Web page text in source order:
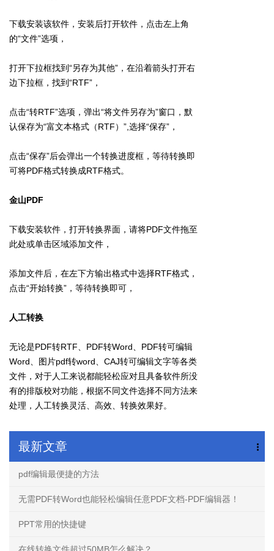
下载安装该软件，安装后打开软件，点击左上角
的“文件”选项，
打开下拉框找到“另存为其他”，在沿着箭头打开右
边下拉框，找到“RTF”，
点击“转RTF”选项，弹出“将文件另存为”窗口，默
认保存为“富文本格式（RTF）”,选择“保存”，
点击“保存”后会弹出一个转换进度框，等待转换即
可将PDF格式转换成RTF格式。
金山PDF
下载安装软件，打开转换界面，请将PDF文件拖至
此处或单击区域添加文件，
添加文件后，在左下方输出格式中选择RTF格式，
点击“开始转换”，等待转换即可，
人工转换
无论是PDF转RTF、PDF转Word、PDF转可编辑
Word、图片pdf转word、CAJ转可编辑文字等各类
文件，对于人工来说都能轻松应对且具备软件所没
有的排版校对功能，根据不同文件选择不同方法来
处理，人工转换灵活、高效、转换效果好。
最新文章
pdf编辑最便捷的方法
无需PDF转Word也能轻松编辑任意PDF文档-PDF编辑器！
PPT常用的快捷键